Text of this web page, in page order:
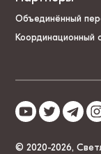
Объединённый
Координационный
© 2020-2026,